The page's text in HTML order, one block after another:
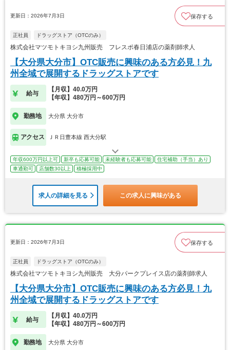
更新日：2026年7月3日 保存する
正社員 ドラッグストア（OTCのみ）
株式会社マツモトキヨシ九州販売 フレスポ春日浦店の薬剤師求人
【大分県大分市】OTC販売に興味のある方必見！九
州全域で展開するドラッグストアです
給与
【月収】40.0万円
【年収】480万円～600万円
勤務地 大分県 大分市
アクセス ＪＲ日豊本線 西大分駅
年収600万円以上可 新卒も応募可能 未経験者も応募可能
住宅補助（手当）あり
車通勤可
店舗数30以上 積極採用中
求人の詳細を見る この求人に興味がある
更新日：2026年7月3日 保存する
正社員 ドラッグストア（OTCのみ）
株式会社マツモトキヨシ九州販売 大分パークプレイス店の薬剤師求人
【大分県大分市】OTC販売に興味のある方必見！九
州全域で展開するドラッグストアです
給与
【月収】40.0万円
【年収】480万円～600万円
勤務地 大分県 大分市